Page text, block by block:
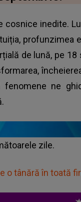
cosnice inedite.
profunzimea
de lună, pe
fenomene ne
zile.
o tânără în toată